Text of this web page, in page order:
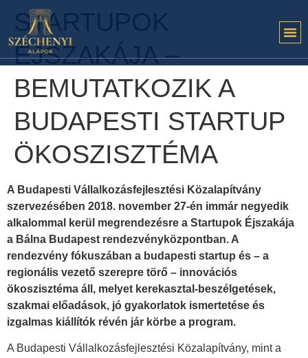
STARTUPOK
ÉJSZAKÁJA –
BEMUTATKOZIK A
BUDAPESTI STARTUP
ÖKOSZISZTÉMA
A Budapesti Vállalkozásfejlesztési Közalapítvány
szervezésében 2018. november 27-én immár negyedik
alkalommal kerül megrendezésre a Startupok Éjszakája
a Bálna Budapest rendezvényközpontban. A
rendezvény fókuszában a budapesti startup és – a
regionális vezető szerepre törő – innovációs
ökoszisztéma áll, melyet kerekasztal-beszélgetések,
szakmai előadások, jó gyakorlatok ismertetése és
izgalmas kiállítók révén jár körbe a program.
A Budapesti Vállalkozásfejlesztési Közalapítvány, mint a